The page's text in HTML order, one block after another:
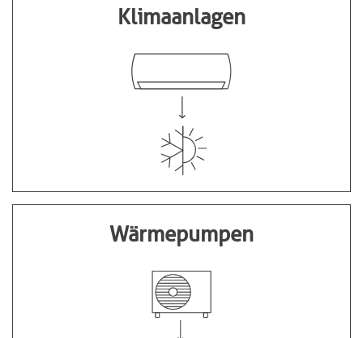
Klimaanlagen
Wärmepumpen